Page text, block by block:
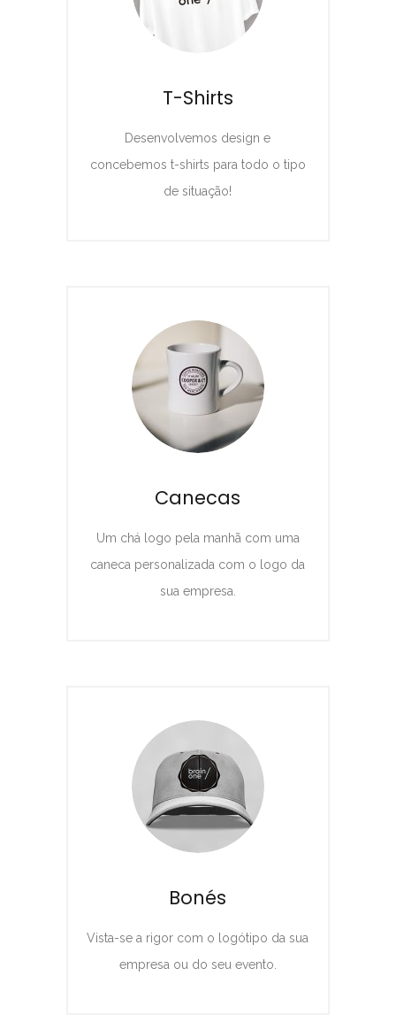
T-Shirts
Desenvolvemos design e
concebemos t-shirts para todo o tipo
de situação!
Canecas
Um chá logo pela manhã com uma
caneca personalizada com o logo da
sua empresa.
Bonés
Vista-se a rigor com o logótipo da sua
empresa ou do seu evento.